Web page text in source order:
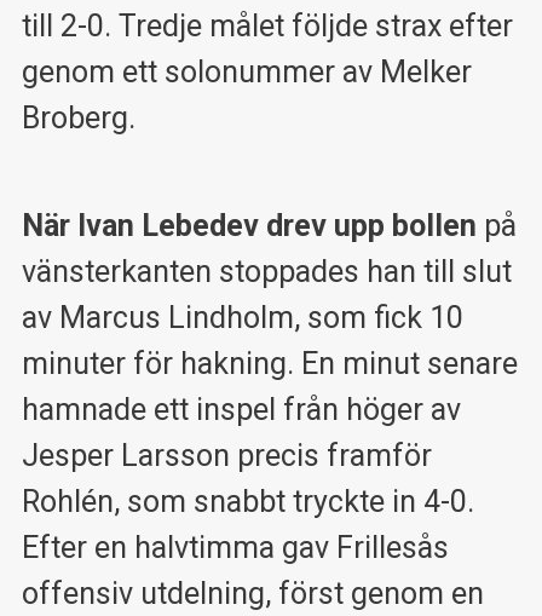
till 2-0. Tredje målet följde strax efter
genom ett solonummer av Melker
Broberg.
När Ivan Lebedev drev upp bollen på
vänsterkanten stoppades han till slut
av Marcus Lindholm, som fick 10
minuter för hakning. En minut senare
hamnade ett inspel från höger av
Jesper Larsson precis framför
Rohlén, som snabbt tryckte in 4-0.
Efter en halvtimma gav Frillesås
offensiv utdelning, först genom en